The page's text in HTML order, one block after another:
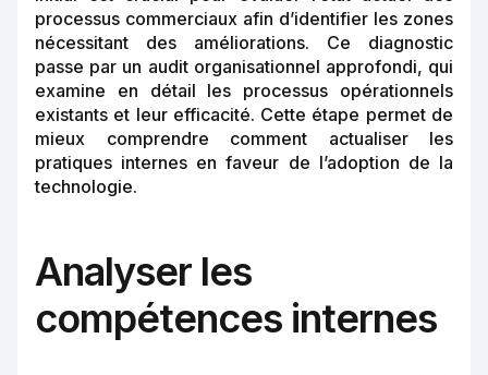
processus commerciaux afin d’identifier les zones
nécessitant des améliorations. Ce diagnostic
passe par un audit organisationnel approfondi, qui
examine en détail les processus opérationnels
existants et leur efficacité. Cette étape permet de
mieux comprendre comment actualiser les
pratiques internes en faveur de l’adoption de la
technologie.
Analyser les
compétences internes